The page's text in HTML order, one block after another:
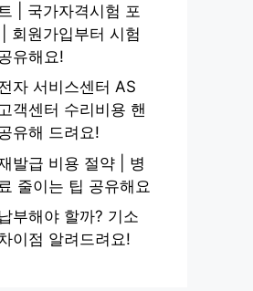
| 국가자격시험 포
회원가입부터 시험
유해요!
자 서비스센터 AS
객센터 수리비용 핸
유해 드려요!
발급 비용 절약 | 병
줄이는 팁 공유해요
부해야 할까? 기소
이점 알려드려요!